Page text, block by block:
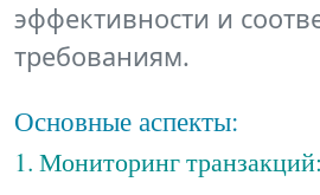
эффективности и
требованиям.
Основные аспекты:
1. Мониторинг транзакций: